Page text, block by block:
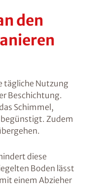
den
tägliche Nutzung
Beschichtung.
Schimmel,
Zudem
diese
Boden lässt
einem Abzieher